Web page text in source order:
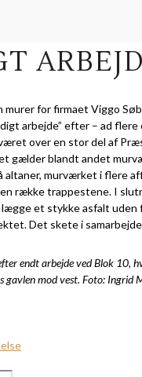
murer for firmaet Viggo
arbejde” efter – ad flere
over en stor del af
gælder blandt andet
altaner, murværket i flere
række trappestene. I
et stykke asfalt uden
Det skete i
endt arbejde ved Blok 10,
gavlen mod vest. Foto: Ingrid